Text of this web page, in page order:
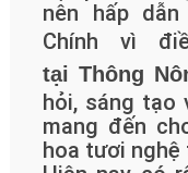
nên hấp
Chính vì
tại Thông
hỏi, sáng tạo
mang đến
hoa tươi